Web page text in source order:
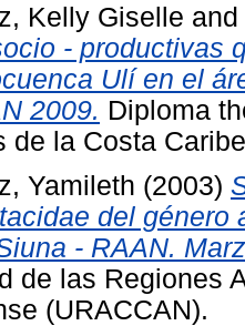
Kelly Giselle and
- productivas
Ulí en el
2009. Diploma
de la Costa
Yamileth (2003)
del género
- RAAN.
de las Regiones
(URACCAN).